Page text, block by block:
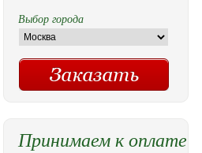
Выбор города
Принимаем к оплате